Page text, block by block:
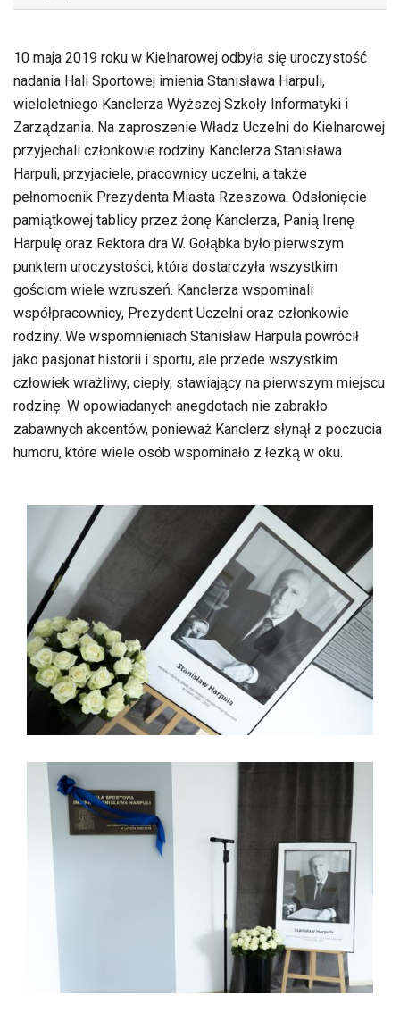
10 maja 2019 roku w Kielnarowej odbyła się uroczystość
nadania Hali Sportowej imienia Stanisława Harpuli,
wieloletniego Kanclerza Wyższej Szkoły Informatyki i
Zarządzania. Na zaproszenie Władz Uczelni do Kielnarowej
przyjechali członkowie rodziny Kanclerza Stanisława
Harpuli, przyjaciele, pracownicy uczelni, a także
pełnomocnik Prezydenta Miasta Rzeszowa. Odsłonięcie
pamiątkowej tablicy przez żonę Kanclerza, Panią Irenę
Harpulę oraz Rektora dra W. Gołąbka było pierwszym
punktem uroczystości, która dostarczyła wszystkim
gościom wiele wzruszeń. Kanclerza wspominali
współpracownicy, Prezydent Uczelni oraz członkowie
rodziny. We wspomnieniach Stanisław Harpula powrócił
jako pasjonat historii i sportu, ale przede wszystkim
człowiek wrażliwy, ciepły, stawiający na pierwszym miejscu
rodzinę. W opowiadanych anegdotach nie zabrakło
zabawnych akcentów, ponieważ Kanclerz słynął z poczucia
humoru, które wiele osób wspominało z łezką w oku.